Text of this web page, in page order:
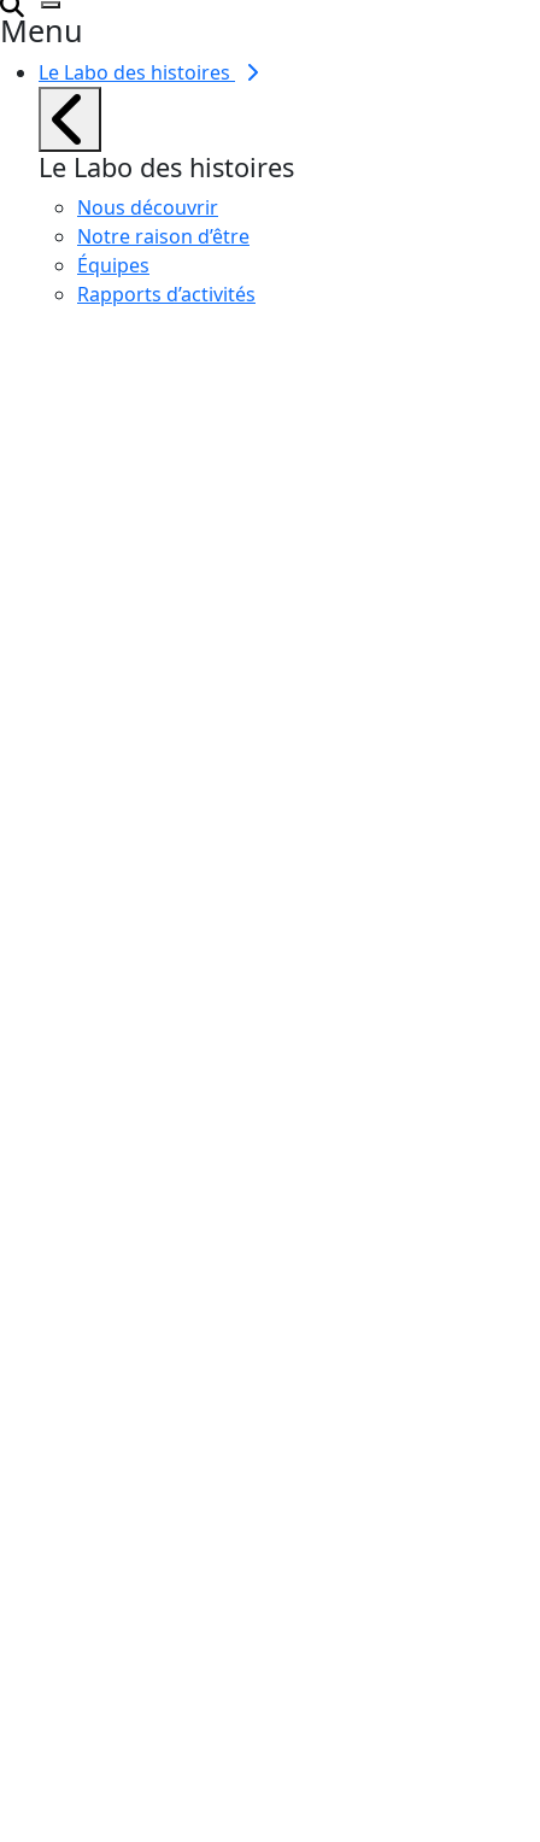
Menu
Le Labo des histoires
Le Labo des histoires
Nous découvrir
Notre raison d’être
Équipes
Rapports d’activités